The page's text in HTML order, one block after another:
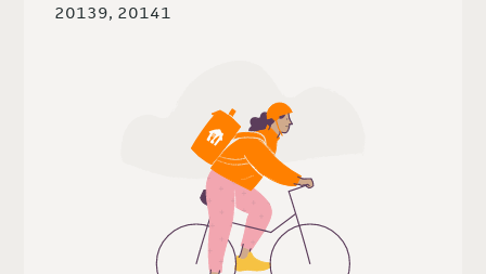
20139, 20141